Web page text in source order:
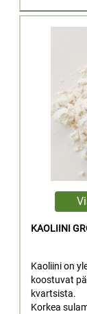
KAOLIINI
Kaoliini on
koostuvat
kvartsista.
Korkea